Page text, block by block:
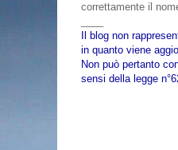
correttamente il
Il blog non
in quanto viene
Non può pertanto
sensi della legge